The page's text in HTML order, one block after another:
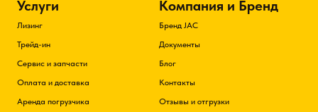
Услуги
Лизинг
Трейд-ин
Сервис и запчасти
Оплата и доставка
Аренда погрузчика
Компания и Бренд
Бренд JAC
Документы
Блог
Контакты
Отзывы и отгрузки